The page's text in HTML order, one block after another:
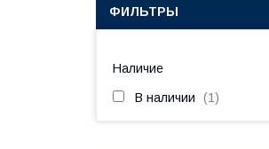
ФИЛЬТРЫ
Наличие
В наличии 1